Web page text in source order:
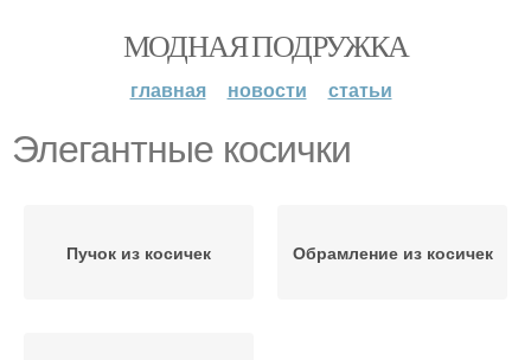
МОДНАЯ ПОДРУЖКА
главная новости статьи
Элегантные косички
Пучок из косичек Обрамление из косичек